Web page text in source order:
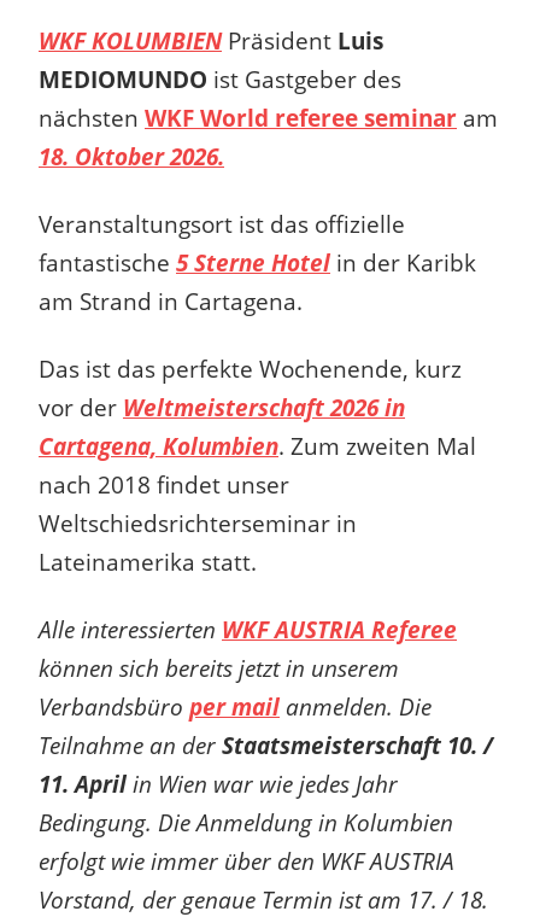
WKF KOLUMBIENPräsident Luis
MEDIOMUNDO ist Gastgeber des
nächsten WKF World referee seminar am
18. Oktober 2026.
Veranstaltungsort ist das offizielle
fantastische 5 Sterne Hotel in der Karibk
am Strand in Cartagena.
Das ist das perfekte Wochenende, kurz
vor der Weltmeisterschaft 2026 in
Cartagena, Kolumbien. Zum zweiten Mal
nach 2018 findet unser
Weltschiedsrichterseminar in
Lateinamerika statt.
Alle interessierten WKF AUSTRIA Referee
können sich bereits jetzt in unserem
Verbandsbüro per mail anmelden. Die
Teilnahme an der Staatsmeisterschaft 10. /
11. April in Wien war wie jedes Jahr
Bedingung. Die Anmeldung in Kolumbien
erfolgt wie immer über den WKF AUSTRIA
Vorstand, der genaue Termin ist am 17. / 18.